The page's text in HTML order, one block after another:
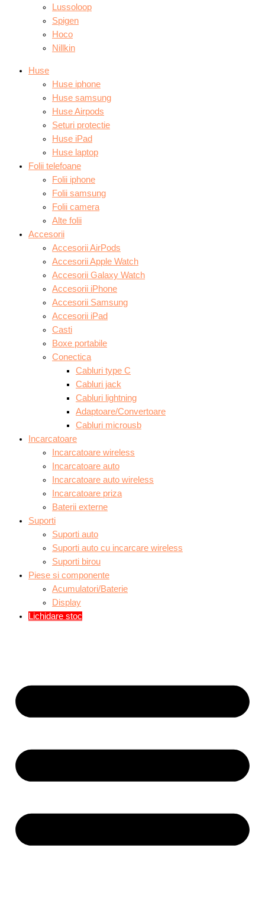
Lussoloop
Spigen
Hoco
Nillkin
Huse
Huse iphone
Huse samsung
Huse Airpods
Seturi protectie
Huse iPad
Huse laptop
Folii telefoane
Folii iphone
Folii samsung
Folii camera
Alte folii
Accesorii
Accesorii AirPods
Accesorii Apple Watch
Accesorii Galaxy Watch
Accesorii iPhone
Accesorii Samsung
Accesorii iPad
Casti
Boxe portabile
Conectica
Cabluri type C
Cabluri jack
Cabluri lightning
Adaptoare/Convertoare
Cabluri microusb
Incarcatoare
Incarcatoare wireless
Incarcatoare auto
Incarcatoare auto wireless
Incarcatoare priza
Baterii externe
Suporti
Suporti auto
Suporti auto cu incarcare wireless
Suporti birou
Piese si componente
Acumulatori/Baterie
Display
Lichidare stoc